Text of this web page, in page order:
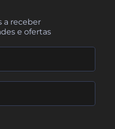
a receber
e ofertas